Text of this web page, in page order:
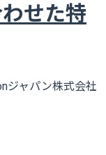
せた特
ジャパン株式会社